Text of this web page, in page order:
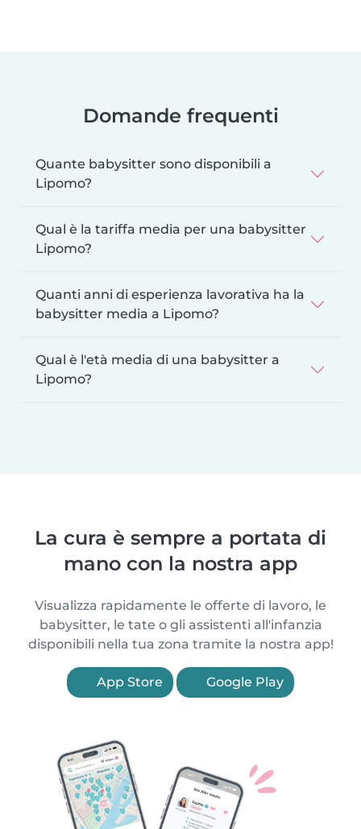
Domande frequenti
Quante babysitter sono disponibili a
Lipomo?
Qual è la tariffa media per una babysitter
Lipomo?
Quanti anni di esperienza lavorativa ha la
babysitter media a Lipomo?
Qual è l'età media di una babysitter a
Lipomo?
La cura è sempre a portata di
mano con la nostra app
Visualizza rapidamente le offerte di lavoro, le
babysitter, le tate o gli assistenti all'infanzia
disponibili nella tua zona tramite la nostra app!
App Store Google Play